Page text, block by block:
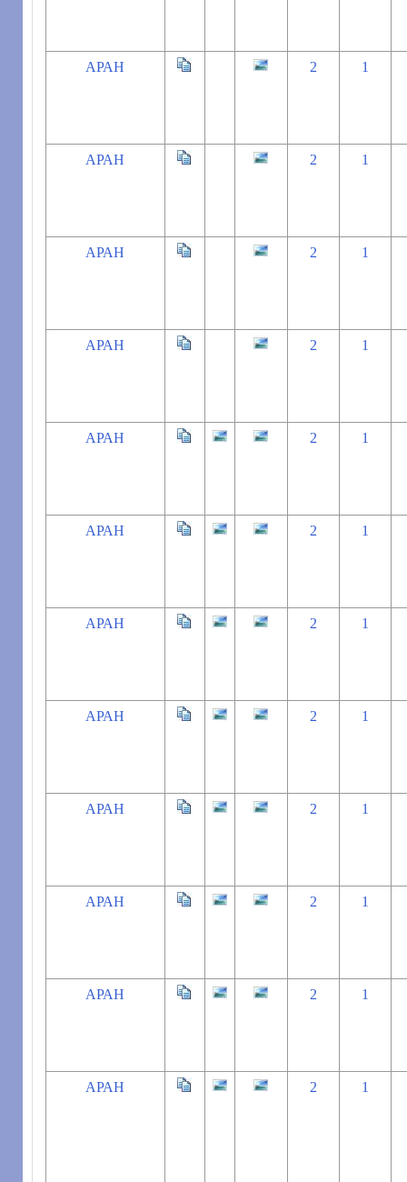
АРАН 2 1
АРАН 2 1
АРАН 2 1
АРАН 2 1
АРАН 2 1
АРАН 2 1
АРАН 2 1
АРАН 2 1
АРАН 2 1
АРАН 2 1
АРАН 2 1
АРАН 2 1